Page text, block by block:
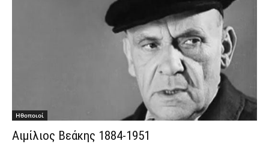
Hθοποιοί
Αιμίλιος Βεάκης 1884-1951